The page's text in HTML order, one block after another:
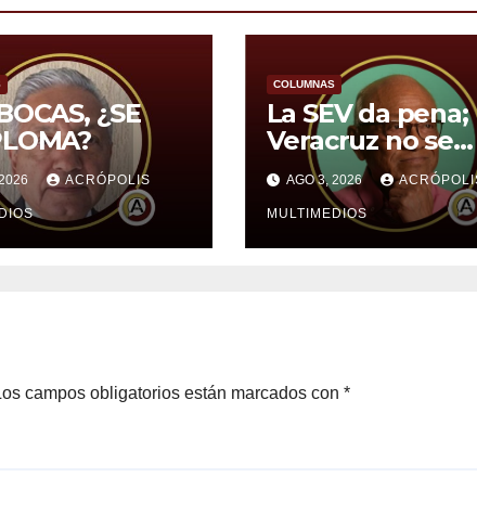
¿SE
ACRÓPOLIS
COLUMNAS
La SEV da pena;
Veracruz no se
merece eso
AGO 3, 2026
MULTIMEDIOS
campos obligatorios están marcados con *